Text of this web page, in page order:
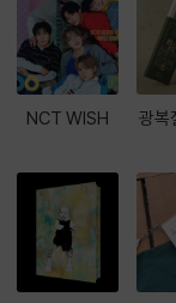
NCT WISH 광복